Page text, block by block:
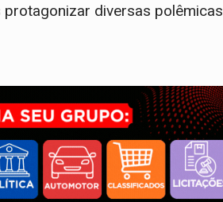
diversas polêmicas